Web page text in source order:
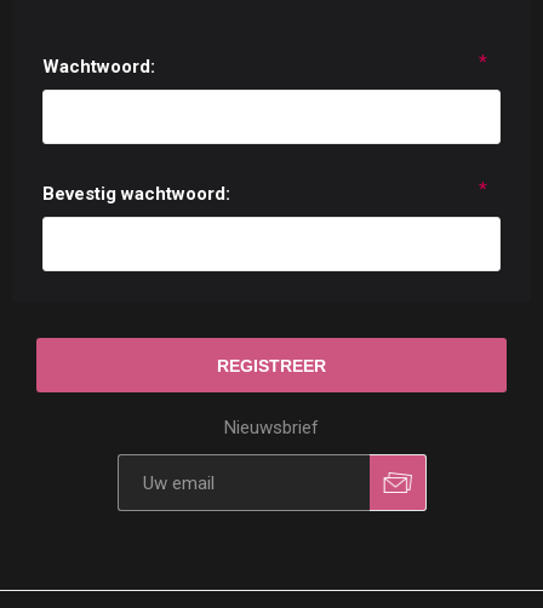
Wachtwoord: *
Bevestig wachtwoord: *
Nieuwsbrief